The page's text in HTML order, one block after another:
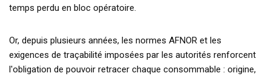
temps perdu en bloc opératoire.
Or, depuis plusieurs années, les normes AFNOR et les
exigences de traçabilité imposées par les autorités renforcent
l'obligation de pouvoir retracer chaque consommable : origine,